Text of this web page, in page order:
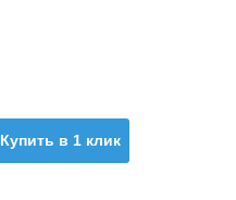
Купить в 1 клик